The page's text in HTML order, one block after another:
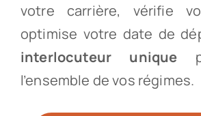
votre carrière, vérifie
optimise votre date de
interlocuteur unique
l’ensemble de vos régimes.